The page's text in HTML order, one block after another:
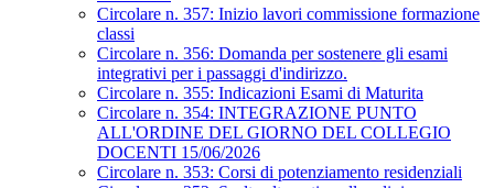
Circolare n. 357: Inizio lavori commissione formazione
classi
Circolare n. 356: Domanda per sostenere gli esami
integrativi per i passaggi d'indirizzo.
Circolare n. 355: Indicazioni Esami di Maturita
Circolare n. 354: INTEGRAZIONE PUNTO
ALL'ORDINE DEL GIORNO DEL COLLEGIO
DOCENTI 15/06/2026
Circolare n. 353: Corsi di potenziamento residenziali